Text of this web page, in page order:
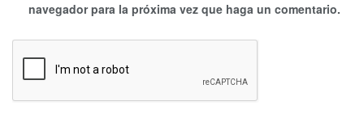
navegador para la próxima vez que haga un comentario.